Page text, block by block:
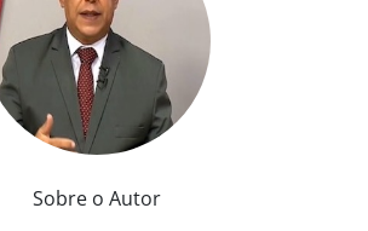
Sobre o Autor